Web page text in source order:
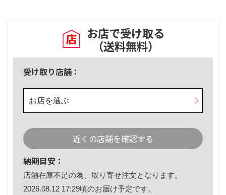
お店で受け取る
（送料無料）
受け取り店舗：
お店を選ぶ
近くの店舗を確認する
納期目安：
店舗在庫不足の為、取り寄せ注文となります。
2026.08.12 17:29頃のお届け予定です。